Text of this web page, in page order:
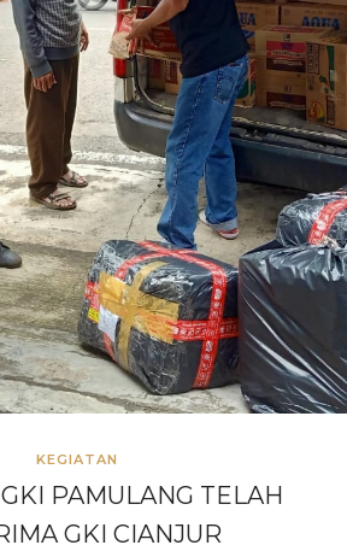
KEGIATAN
PAMULANG TELAH
GKI CIANJUR